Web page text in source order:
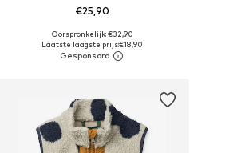
€25,90
Beschikbaar in vele maten
In winkelmandje
Oorspronkelijk: €32,90
Laatste laagste prijs:€18,90